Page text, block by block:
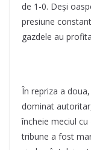
de 1-0. Deși
presiune
gazdele au
În repriza a
dominat
încheie meciul
tribune a fost